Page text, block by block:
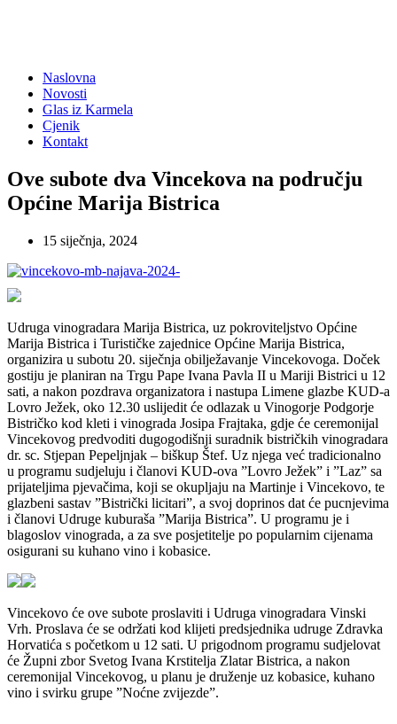
Naslovna
Novosti
Glas iz Karmela
Cjenik
Kontakt
Ove subote dva Vincekova na području
Općine Marija Bistrica
15 siječnja, 2024
Udruga vinogradara Marija Bistrica, uz pokroviteljstvo Općine
Marija Bistrica i Turističke zajednice Općine Marija Bistrica,
organizira u subotu 20. siječnja obilježavanje Vincekovoga. Doček
gostiju je planiran na Trgu Pape Ivana Pavla II u Mariji Bistrici u 12
sati, a nakon pozdrava organizatora i nastupa Limene glazbe KUD-a
Lovro Ježek, oko 12.30 uslijedit će odlazak u Vinogorje Podgorje
Bistričko kod kleti i vinograda Josipa Frajtaka, gdje će ceremonijal
Vincekovog predvoditi dugogodišnji suradnik bistričkih vinogradara
dr. sc. Stjepan Pepeljnjak – biškup Štef. Uz njega već tradicionalno
u programu sudjeluju i članovi KUD-ova ”Lovro Ježek” i ”Laz” sa
prijateljima pjevačima, koji se okupljaju na Martinje i Vincekovo, te
glazbeni sastav ”Bistrički licitari”, a svoj doprinos dat će pucnjevima
i članovi Udruge kuburaša ”Marija Bistrica”. U programu je i
blagoslov vinograda, a za sve posjetitelje po popularnim cijenama
osigurani su kuhano vino i kobasice.
Vincekovo će ove subote proslaviti i Udruga vinogradara Vinski
Vrh. Proslava će se održati kod klijeti predsjednika udruge Zdravka
Horvatića s početkom u 12 sati. U prigodnom programu sudjelovat
će Župni zbor Svetog Ivana Krstitelja Zlatar Bistrica, a nakon
ceremonijal Vincekovog, u planu je druženje uz kobasice, kuhano
vino i svirku grupe ”Noćne zvijezde”.